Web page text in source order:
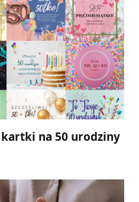
na 50 urodziny